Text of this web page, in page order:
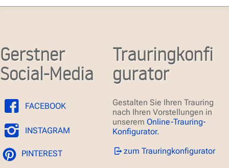
Gerstner
Social-Media
FACEBOOK
INSTAGRAM
PINTEREST
Trauringkonfi
gurator
Gestalten Sie Ihren Trauring
nach Ihren Vorstellungen in
unserem Online-Trauring-
Konfigurator.
zum Trauringkonfigurator